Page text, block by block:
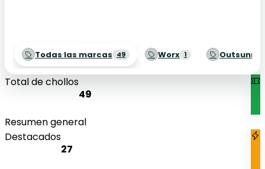
Todas las marcas 49 Worx 1 Outsunny
Total de chollos
49
Resumen general
Destacados
27